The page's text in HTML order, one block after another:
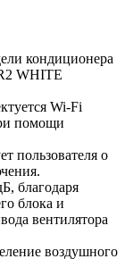
кондиционера
WHITE
Wi-Fi
помощи
пользователя о
благодаря
блока и
вентилятора
воздушного